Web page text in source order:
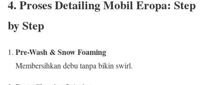
4. Proses Detailing Mobil Eropa: Step
by Step
Pre-Wash & Snow Foaming
Membersihkan debu tanpa bikin swirl.